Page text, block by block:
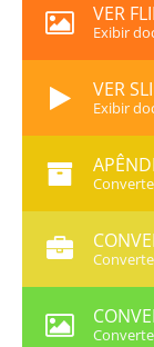
VER
Exibir
VER
Exibir